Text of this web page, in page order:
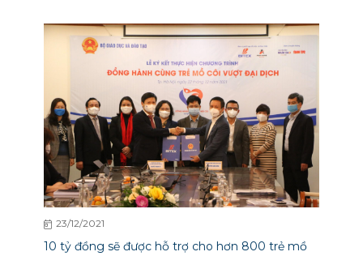
23/12/2021
10 tỷ đồng sẽ được hỗ trợ cho hơn 800 trẻ mồ